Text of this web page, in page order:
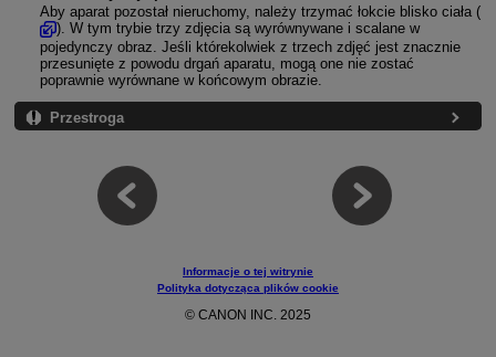
Aby aparat pozostał nieruchomy, należy trzymać łokcie blisko ciała (
). W tym trybie trzy zdjęcia są wyrównywane i scalane w
pojedynczy obraz. Jeśli którekolwiek z trzech zdjęć jest znacznie
przesunięte z powodu drgań aparatu, mogą one nie zostać
poprawnie wyrównane w końcowym obrazie.
Przestroga
Informacje o tej witrynie
Polityka dotycząca plików cookie
© CANON INC. 2025